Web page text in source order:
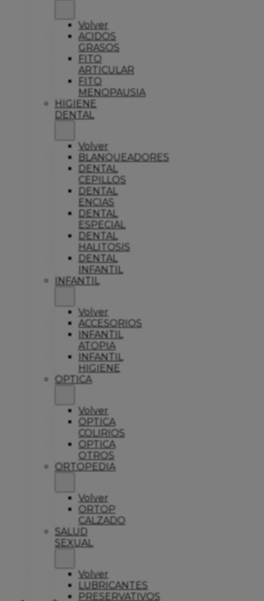
Volver
ACIDOS
GRASOS
FITO
ARTICULAR
FITO
MENOPAUSIA
HIGIENE
DENTAL
Volver
BLANQUEADORES
DENTAL
CEPILLOS
DENTAL
ENCIAS
DENTAL
ESPECIAL
DENTAL
HALITOSIS
DENTAL
INFANTIL
INFANTIL
Volver
ACCESORIOS
INFANTIL
ATOPIA
INFANTIL
HIGIENE
OPTICA
Volver
OPTICA
COLIRIOS
OPTICA
OTROS
ORTOPEDIA
Volver
ORTOP
CALZADO
SALUD
SEXUAL
Volver
LUBRICANTES
PRESERVATIVOS